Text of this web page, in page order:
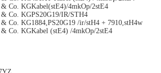
Co. KGKabel(stE4)/4mkOp/2stE4
Co. KGPS20G19/IR/STH4
Co. KG1884,PS20G19 /ir/stH4 + 7910,stH4w
Co. KGKabel (stE4) /4mkOp/2stE4